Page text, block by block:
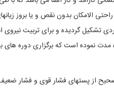
الامکان بدون نقص و یا بروز
گردیده و برای تربیت نیروی
نموده است که برگزاری دوره های
از پستهای فشار قوی و فشار ضعیف